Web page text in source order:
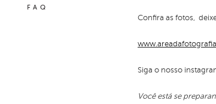
FAQ
Confira as fotos,
Siga o nosso
Você está se